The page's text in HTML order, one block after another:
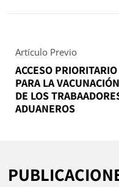
Artículo Previo
ACCESO PRIORITARIO
PARA LA VACUNACIÓN
DE LOS
ADUANEROS